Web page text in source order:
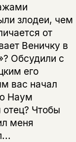
злодеи, чем
от
Веничку в
Обсудили с
его
вас начал
Наум
Чтобы
меня